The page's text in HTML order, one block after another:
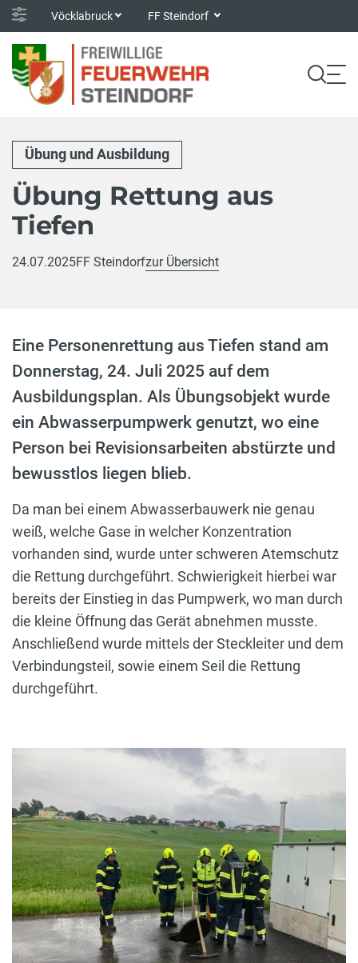
Vöcklabruck FF Steindorf
Übung und Ausbildung
Übung Rettung aus
Tiefen
24.07.2025FF Steindorfzur Übersicht
Eine Personenrettung aus Tiefen stand am
Donnerstag, 24. Juli 2025 auf dem
Ausbildungsplan. Als Übungsobjekt wurde
ein Abwasserpumpwerk genutzt, wo eine
Person bei Revisionsarbeiten abstürzte und
bewusstlos liegen blieb.
Da man bei einem Abwasserbauwerk nie genau
weiß, welche Gase in welcher Konzentration
vorhanden sind, wurde unter schweren Atemschutz
die Rettung durchgeführt. Schwierigkeit hierbei war
bereits der Einstieg in das Pumpwerk, wo man durch
die kleine Öffnung das Gerät abnehmen musste.
Anschließend wurde mittels der Steckleiter und dem
Verbindungsteil, sowie einem Seil die Rettung
durchgeführt.